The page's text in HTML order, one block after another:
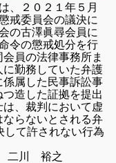
、２０２１年５月
戒委員会の議決に
の古澤眞尋会員に
令の懲戒処分を行
員の法律事務所ま
勤務していた弁護
属した民事訴訟事
造した証拠を提出
、裁判において虚
らないとされる弁
して許されない行為
二川 裕之